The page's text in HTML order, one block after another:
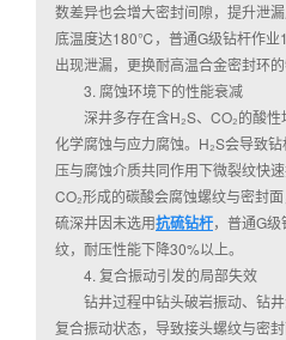
数差异也会增大密封间隙，提升泄
底温度达180℃，普通G级钻杆作业
出现泄漏，更换耐高温合金密封环
3. 腐蚀环境下的性能衰减
深井多存在含H₂S、CO₂的酸
化学腐蚀与应力腐蚀。H₂S会导致
压与腐蚀介质共同作用下微裂纹快
CO₂形成的碳酸会腐蚀螺纹与密封
硫深井因未选用抗硫钻杆，普通G
纹，耐压性能下降30%以上。
4. 复合振动引发的局部失效
钻井过程中钻头破岩振动、钻
复合振动状态，导致接头螺纹与密